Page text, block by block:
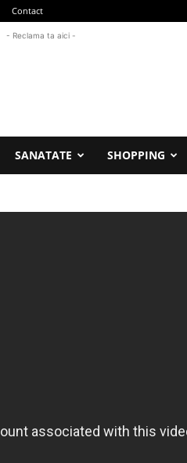
Contact
- Reclama ta aici -
SANATATE SHOPPING